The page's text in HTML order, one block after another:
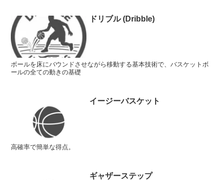
ドリブル (Dribble)
ボールを床にバウンドさせながら移動する基本技術で、バスケットボ
ールの全ての動きの基礎
イージーバスケット
高確率で簡単な得点。
ギャザーステップ